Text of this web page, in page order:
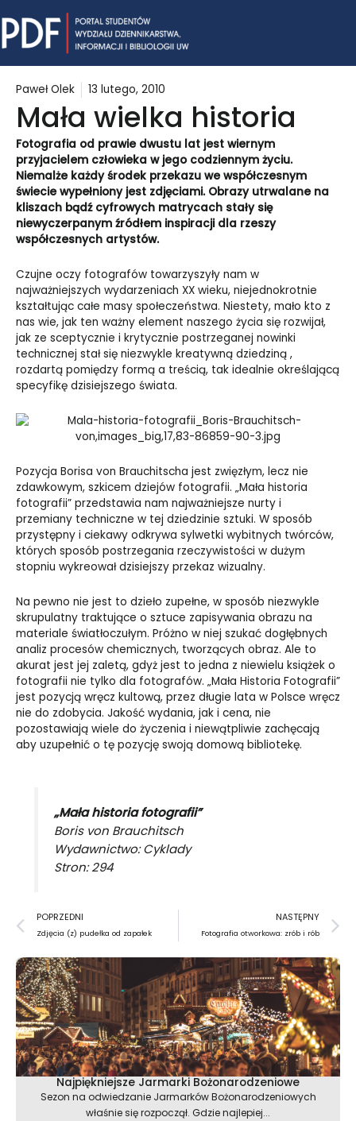
to
content
Paweł Olek 13 lutego, 2010
Mała wielka historia
Fotografia od prawie dwustu lat jest wiernym
przyjacielem człowieka w jego codziennym życiu.
Niemalże każdy środek przekazu we współczesnym
świecie wypełniony jest zdjęciami. Obrazy utrwalane na
kliszach bądź cyfrowych matrycach stały się
niewyczerpanym źródłem inspiracji dla rzeszy
współczesnych artystów.
Czujne oczy fotografów towarzyszyły nam w
najważniejszych wydarzeniach XX wieku, niejednokrotnie
kształtując całe masy społeczeństwa. Niestety, mało kto z
nas wie, jak ten ważny element naszego życia się rozwijał,
jak ze sceptycznie i krytycznie postrzeganej nowinki
technicznej stał się niezwykle kreatywną dziedziną ,
rozdartą pomiędzy formą a treścią, tak idealnie określającą
specyfikę dzisiejszego świata.
Pozycja Borisa von Brauchitscha jest zwięzłym, lecz nie
zdawkowym, szkicem dziejów fotografii. „Mała historia
fotografii” przedstawia nam najważniejsze nurty i
przemiany techniczne w tej dziedzinie sztuki. W sposób
przystępny i ciekawy odkrywa sylwetki wybitnych twórców,
których sposób postrzegania rzeczywistości w dużym
stopniu wykreował dzisiejszy przekaz wizualny.
Na pewno nie jest to dzieło zupełne, w sposób niezwykle
skrupulatny traktujące o sztuce zapisywania obrazu na
materiale światłoczułym. Próżno w niej szukać dogłębnych
analiz procesów chemicznych, tworzących obraz. Ale to
akurat jest jej zaletą, gdyż jest to jedna z niewielu książek o
fotografii nie tylko dla fotografów. „Mała Historia Fotografii”
jest pozycją wręcz kultową, przez długie lata w Polsce wręcz
nie do zdobycia. Jakość wydania, jak i cena, nie
pozostawiają wiele do życzenia i niewątpliwie zachęcają
aby uzupełnić o tę pozycję swoją domową bibliotekę.
„Mała historia fotografii”
Boris von Brauchitsch
Wydawnictwo: Cyklady
Stron: 294
Prev
POPRZEDNI
Zdjęcia (z) pudełka od zapałek
NASTĘPNY
Fotografia otworkowa: zrób i rób
Najpiękniejsze Jarmarki Bożonarodzeniowe
Sezon na odwiedzanie Jarmarków Bożonarodzeniowych
właśnie się rozpoczął. Gdzie najlepiej...